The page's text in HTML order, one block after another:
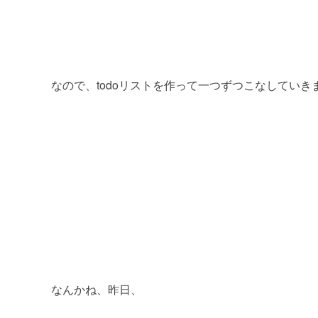
なので、todoリストを作って一つずつこなしていき
なんかね、昨日、